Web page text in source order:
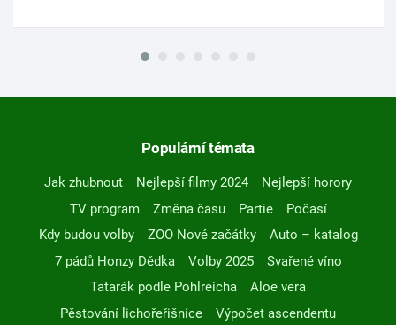
Populární témata
Jak zhubnout Nejlepší filmy 2024
Nejlepší horory
TV program
Změna času Partie
Počasí
Kdy budou volby
ZOO Nové začátky
Auto – katalog
7 pádů Honzy Dědka
Volby 2025
Svařené víno
Tatarák podle Pohlreicha
Aloe vera
Pěstování lichořeřišnice
Výpočet ascendentu